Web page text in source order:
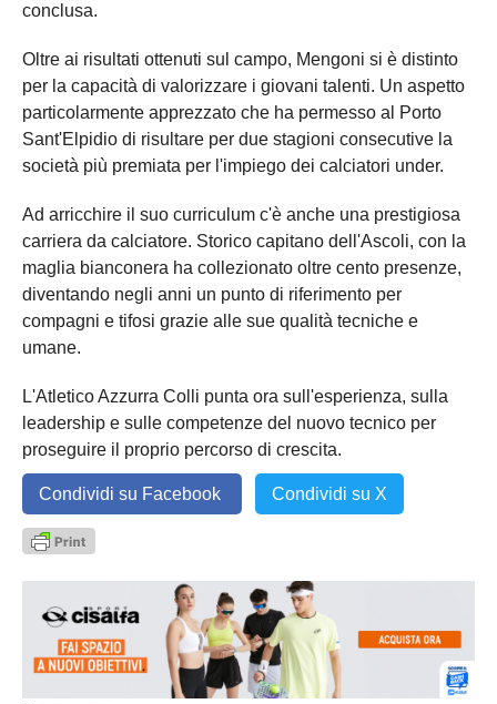
conclusa.
Oltre ai risultati ottenuti sul campo, Mengoni si è distinto
per la capacità di valorizzare i giovani talenti. Un aspetto
particolarmente apprezzato che ha permesso al Porto
Sant'Elpidio di risultare per due stagioni consecutive la
società più premiata per l'impiego dei calciatori under.
Ad arricchire il suo curriculum c'è anche una prestigiosa
carriera da calciatore. Storico capitano dell'Ascoli, con la
maglia bianconera ha collezionato oltre cento presenze,
diventando negli anni un punto di riferimento per
compagni e tifosi grazie alle sue qualità tecniche e
umane.
L'Atletico Azzurra Colli punta ora sull'esperienza, sulla
leadership e sulle competenze del nuovo tecnico per
proseguire il proprio percorso di crescita.
Condividi su Facebook Condividi su X